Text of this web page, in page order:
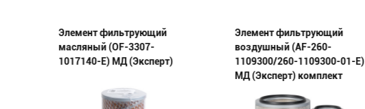
Элемент фильтрующий
масляный (OF-3307-
1017140-E) МД (Эксперт)
Элемент фильтрующий
воздушный (AF-260-
1109300/260-1109300-01-E)
МД (Эксперт) комплект